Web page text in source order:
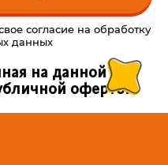
согласие на обработку
данных
на данной
офертой